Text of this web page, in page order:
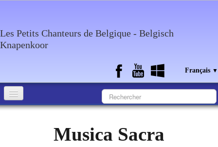
Les Petits Chanteurs de Belgique - Belgisch
Knapenkoor
Français ▼
Qui sommes-nous?Musica Sacra